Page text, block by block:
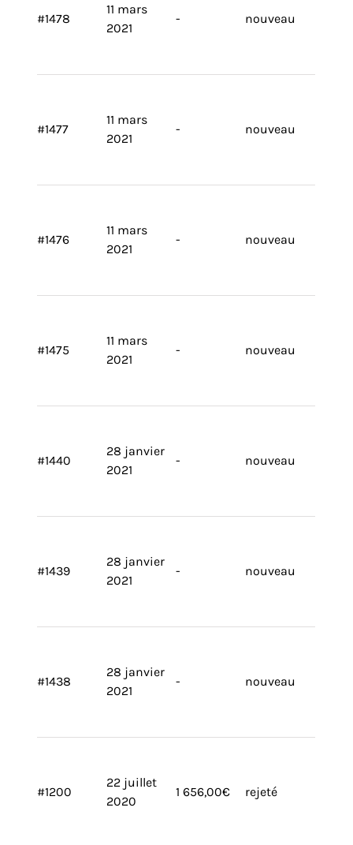
#1478
11 mars
2021
- nouveau
#1477
11 mars
2021
- nouveau
#1476
11 mars
2021
- nouveau
#1475
11 mars
2021
- nouveau
#1440
28 janvier
2021
- nouveau
#1439
28 janvier
2021
- nouveau
#1438
28 janvier
2021
- nouveau
#1200
22 juillet
2020
1 656,00€ rejeté